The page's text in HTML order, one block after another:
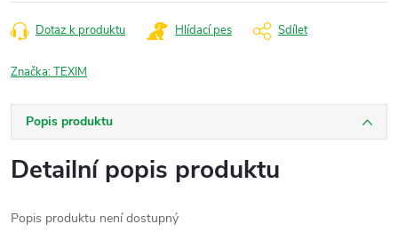
Dotaz k produktu Hlídací pes Sdílet
Značka:TEXIM
Popis produktu
Detailní popis produktu
Popis produktu není dostupný